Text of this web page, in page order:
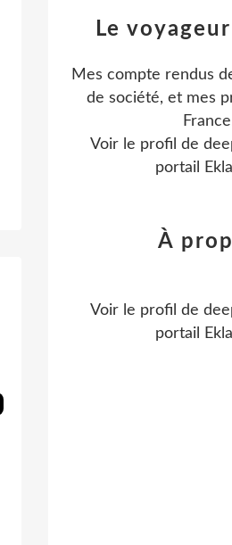
Le
Mes compte rendus
de société, et mes
Voir le profil de
portail
À
Voir le profil de
portail